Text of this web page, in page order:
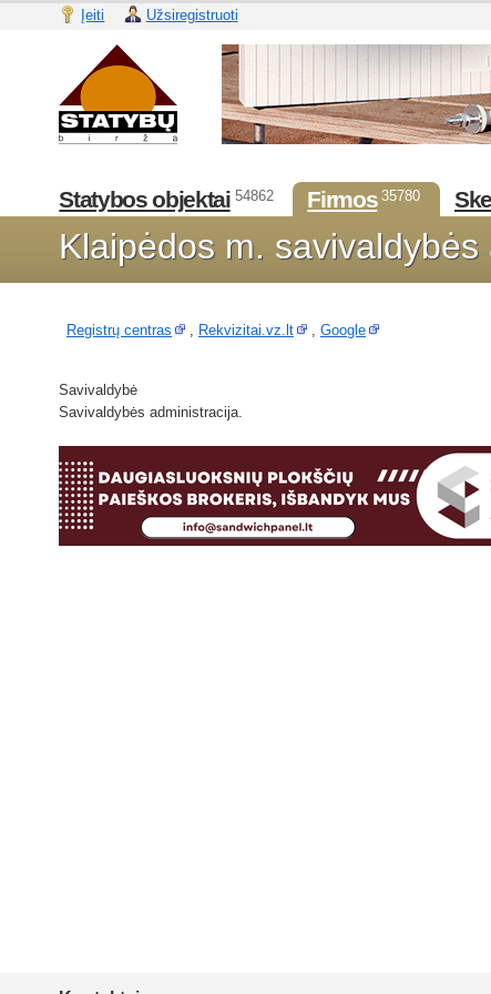
Įeiti Užsiregistruoti
Statybos objektai 54862 Firmos 35780
Klaipėdos m.
Registrų centras , Rekvizitai.vz.lt , Google
Savivaldybė
Savivaldybės administracija.